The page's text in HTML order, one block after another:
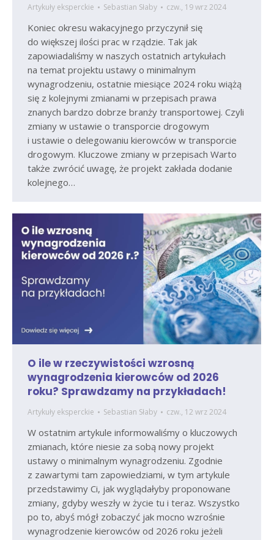
Artykuły eksperckie Sebastian Słaby czw., 19 wrz 2024
Koniec okresu wakacyjnego przyczynił się
do większej ilości prac w rządzie. Tak jak
zapowiadaliśmy w naszych ostatnich artykułach
na temat projektu ustawy o minimalnym
wynagrodzeniu, ostatnie miesiące 2024 roku wiążą
się z kolejnymi zmianami w przepisach prawa
znanych bardzo dobrze branży transportowej. Czyli
zmiany w ustawie o transporcie drogowym
i ustawie o delegowaniu kierowców w transporcie
drogowym. Kluczowe zmiany w przepisach Warto
także zwrócić uwagę, że projekt zakłada dodanie
kolejnego…
O ile w rzeczywistości wzrosną
wynagrodzenia kierowców od 2026
roku? Sprawdzamy na przykładach!
Artykuły eksperckie Sebastian Słaby czw., 12 wrz 2024
W ostatnim artykule informowaliśmy o kluczowych
zmianach, które niesie za sobą nowy projekt
ustawy o minimalnym wynagrodzeniu. Zgodnie
z zawartymi tam zapowiedziami, w tym artykule
przedstawimy Ci, jak wyglądałyby proponowane
zmiany, gdyby weszły w życie tu i teraz. Wszystko
po to, abyś mógł zobaczyć jak mocno wzrośnie
wynagrodzenie kierowców od 2026 roku jeżeli